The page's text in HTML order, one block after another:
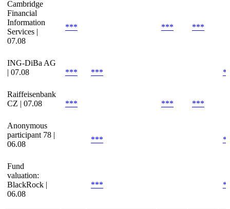
Cambridge
Financial
Information
Services |
07.08
*** *** ***
ING-DiBa AG
| 07.08
*** ***
Raiffeisenbank
CZ | 07.08
*** *** ***
Anonymous
participant 78 |
06.08
***
Fund
valuation:
BlackRock |
06.08
***